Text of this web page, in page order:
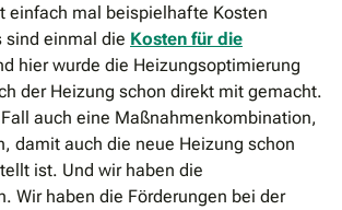
einfach mal beispielhafte Kosten
sind einmal die Kosten für die
hier wurde die Heizungsoptimierung
der Heizung schon direkt mit gemacht.
auch eine Maßnahmenkombination,
damit auch die neue Heizung schon
ist. Und wir haben die
Wir haben die Förderungen bei der